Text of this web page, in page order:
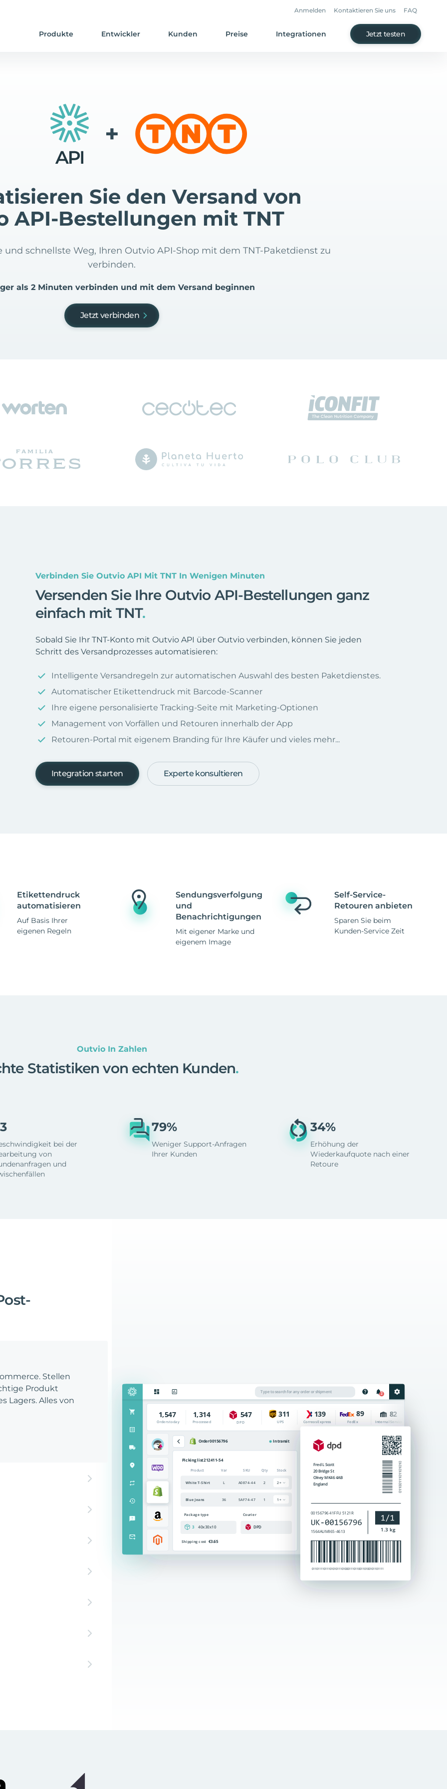
Anmelden Kontaktieren Sie uns FAQ
Produkte Entwickler Kunden Preise Integrationen Jetzt testen
+
Sie den Versand von
API-Bestellungen mit TNT
schnellste Weg, Ihren Outvio API-Shop mit dem TNT-Paketdienst zu
verbinden.
als 2 Minuten verbinden und mit dem Versand beginnen
Jetzt verbinden
Verbinden Sie Outvio API Mit TNT In Wenigen Minuten
Versenden Sie Ihre Outvio API-Bestellungen ganz
einfach mit TNT.
Sobald Sie Ihr TNT-Konto mit Outvio API über Outvio verbinden, können Sie jeden
Schritt des Versandprozesses automatisieren:
Intelligente Versandregeln zur automatischen Auswahl des besten Paketdienstes.
Automatischer Etikettendruck mit Barcode-Scanner
Ihre eigene personalisierte Tracking-Seite mit Marketing-Optionen
Management von Vorfällen und Retouren innerhalb der App
Retouren-Portal mit eigenem Branding für Ihre Käufer und vieles mehr...
Integration starten Experte konsultieren
Etikettendruck
automatisieren
Auf Basis Ihrer
eigenen Regeln
Sendungsverfolgung
und
Benachrichtigungen
Mit eigener Marke und
eigenem Image
Self-Service-
Retouren anbieten
Sparen Sie beim
Kunden-Service Zeit
Outvio In Zahlen
Statistiken von echten Kunden.
bei der
von
und
79%
Weniger Support-Anfragen
Ihrer Kunden
34%
Erhöhung der
Wiederkaufquote nach einer
Retoure
Stellen
Produkt
Lagers. Alles von